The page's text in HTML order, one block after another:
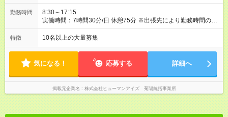
勤務時間
8:30～17:15
実働時間：7時間30分/日 休憩75分 ※出張先により勤務時間の変
更があります 時間外労働：月あたり25時間程度あり
特徴 10名以上の大量募集
気になる！ 応募する 詳細へ
掲載元企業名 株式会社ヒューマンアイズ 菊陽統括事業所